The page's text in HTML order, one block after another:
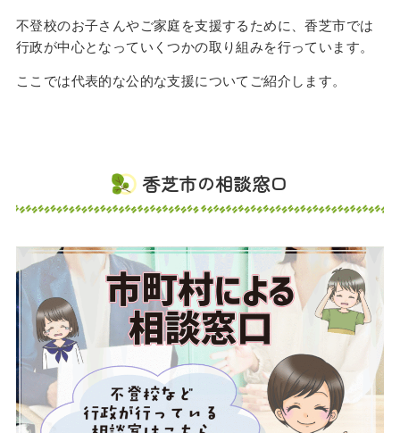
不登校のお子さんやご家庭を支援するために、香芝市では
行政が中心となっていくつかの取り組みを行っています。
ここでは代表的な公的な支援についてご紹介します。
香芝市の相談窓口